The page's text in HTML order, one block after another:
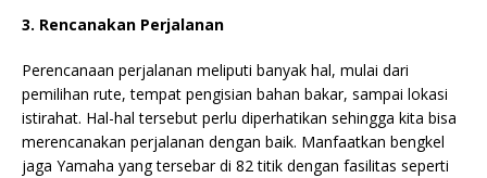
3. Rencanakan Perjalanan
Perencanaan perjalanan meliputi banyak hal, mulai dari
pemilihan rute, tempat pengisian bahan bakar, sampai lokasi
istirahat. Hal-hal tersebut perlu diperhatikan sehingga kita bisa
merencanakan perjalanan dengan baik. Manfaatkan bengkel
jaga Yamaha yang tersebar di 82 titik dengan fasilitas seperti